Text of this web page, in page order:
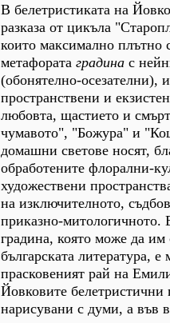
В белетристиката на
разказа от цикъла
които максимално плътно
метафората градина с
(обонятелно-осезателни),
пространствени и
любовта, щастието и
чумавото", "Божура" и
домашни светове носят,
обработените флорални-
художествени
на изключителното,
приказно-митологичното.
градина, която може да
българската литература,
прасковеният рай на
Йовковите белетристични
нарисувани с думи, а във